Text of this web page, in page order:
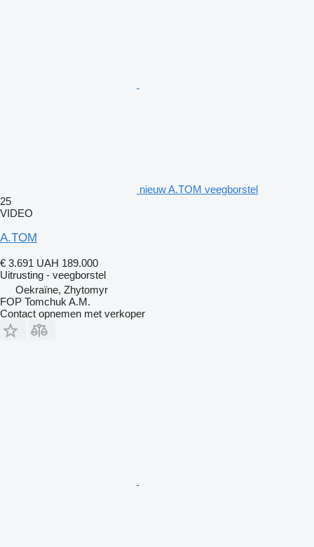
nieuw A.TOM veegborstel
25
VIDEO
A.TOM
€ 3.691 UAH 189.000
Uitrusting - veegborstel
Oekraïne, Zhytomyr
FOP Tomchuk A.M.
Contact opnemen met verkoper